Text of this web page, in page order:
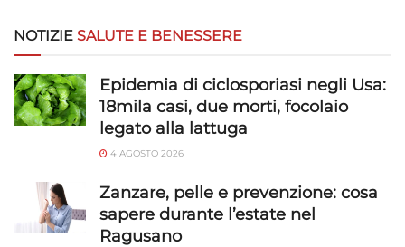
NOTIZIE SALUTE E BENESSERE
Epidemia di ciclosporiasi negli Usa:
18mila casi, due morti, focolaio
legato alla lattuga
4 AGOSTO 2026
Zanzare, pelle e prevenzione: cosa
sapere durante l’estate nel
Ragusano